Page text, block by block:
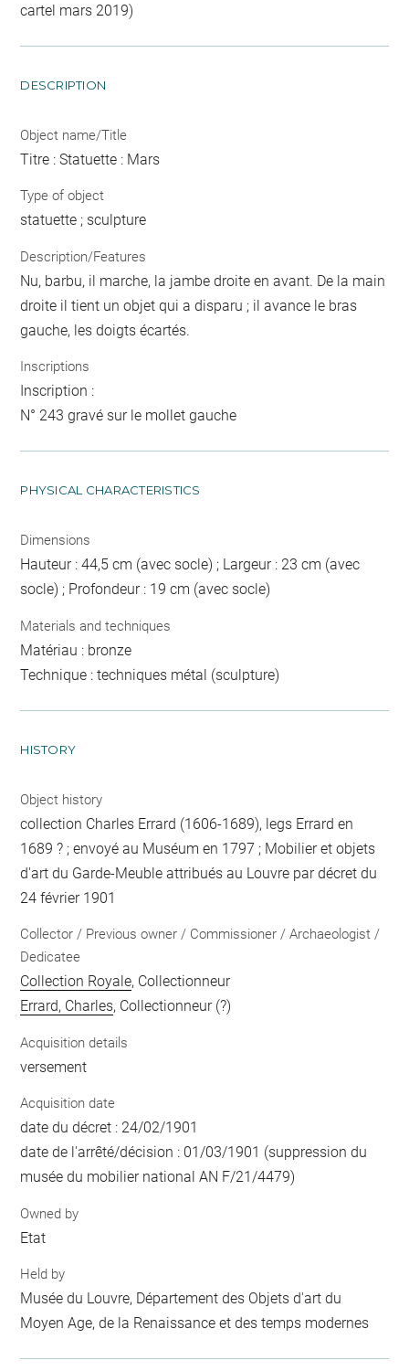
cartel mars 2019)
DESCRIPTION
Object name/Title
Titre : Statuette : Mars
Type of object
statuette ; sculpture
Description/Features
Nu, barbu, il marche, la jambe droite en avant. De la main
droite il tient un objet qui a disparu ; il avance le bras
gauche, les doigts écartés.
Inscriptions
Inscription :
N° 243 gravé sur le mollet gauche
PHYSICAL CHARACTERISTICS
Dimensions
Hauteur : 44,5 cm (avec socle) ; Largeur : 23 cm (avec
socle) ; Profondeur : 19 cm (avec socle)
Materials and techniques
Matériau : bronze
Technique : techniques métal (sculpture)
HISTORY
Object history
collection Charles Errard (1606-1689), legs Errard en
1689 ? ; envoyé au Muséum en 1797 ; Mobilier et objets
d'art du Garde-Meuble attribués au Louvre par décret du
24 février 1901
Collector / Previous owner / Commissioner / Archaeologist /
Dedicatee
Collection Royale, Collectionneur
Errard, Charles, Collectionneur (?)
Acquisition details
versement
Acquisition date
date du décret : 24/02/1901
date de l'arrêté/décision : 01/03/1901 (suppression du
musée du mobilier national AN F/21/4479)
Owned by
Etat
Held by
Musée du Louvre, Département des Objets d'art du
Moyen Age, de la Renaissance et des temps modernes